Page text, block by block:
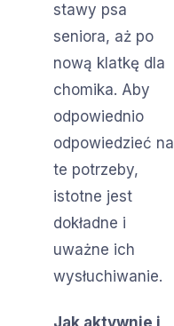
stawy psa
seniora, aż po
nową klatkę dla
chomika. Aby
odpowiednio
odpowiedzieć na
te potrzeby,
istotne jest
dokładne i
uważne ich
wysłuchiwanie.